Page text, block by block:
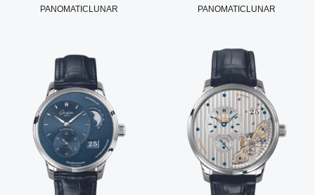
PANOMATICLUNAR PANOMATICLUNAR